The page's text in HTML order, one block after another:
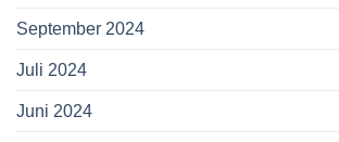
September 2024
Juli 2024
Juni 2024